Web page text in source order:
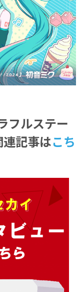
フルステー
記事はこち